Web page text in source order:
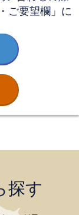
ご要望欄」に
探す